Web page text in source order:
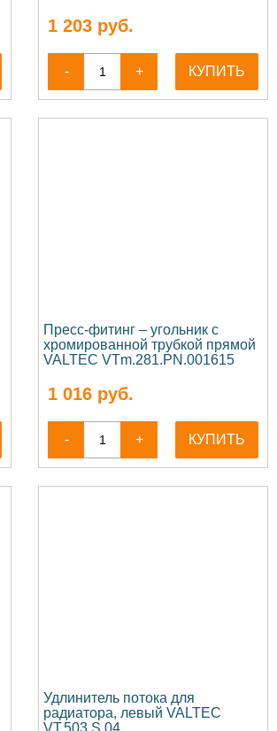
1 203 руб.
- + КУПИТЬ
Пресс-фитинг – угольник с
хромированной трубкой прямой
VALTEC VTm.281.PN.001615
1 016 руб.
- + КУПИТЬ
Удлинитель потока для
радиатора, левый VALTEC
VT.503.S.04